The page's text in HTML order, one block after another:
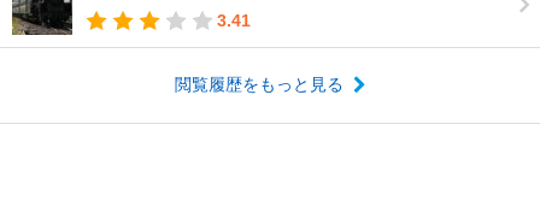
3.41
閲覧履歴をもっと見る